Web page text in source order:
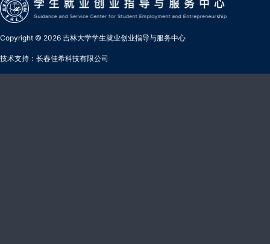
Copyright © 2026 吉林大学学生就业创业指导与服务中心
技术支持：长春佳希科技有限公司